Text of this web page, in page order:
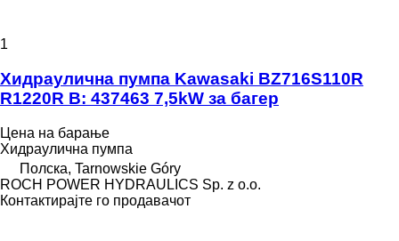
1
Хидраулична пумпа Kawasaki BZ716S110R
R1220R B: 437463 7,5kW за багер
Цена на барање
Хидраулична пумпа
Полска, Tarnowskie Góry
ROCH POWER HYDRAULICS Sp. z o.o.
Контактирајте го продавачот